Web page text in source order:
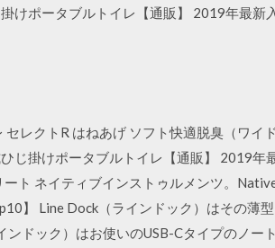
けポータブルトイレ【通販】 2019年最
セレクトR はねあげ ソフト快適脱臭（ワ
じ掛けポータブルトイレ【通販】 2019年
ト ネイティブインストゥルメンツ。
】 Line Dock（ラインドック）はその薄
ドック）はお使いのUSB-Cタイプのノ